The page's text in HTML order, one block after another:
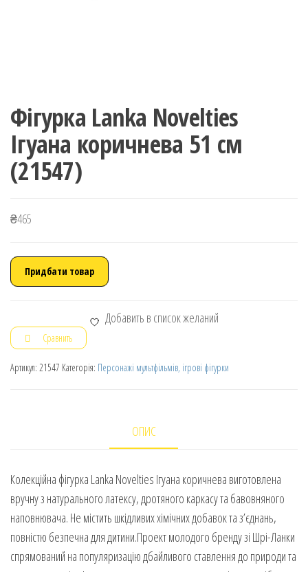
Фігурка Lanka Novelties
Ігуана коричнева 51 см
(21547)
₴465
Придбати товар
Добавить в список желаний
Сравнить
Артикул: 21547 Категорія: Персонажі мультфільмів, ігрові фігурки
ОПИС
Колекційна фігурка Lanka Novelties Ігуана коричнева виготовлена
вручну з натурального латексу, дротяного каркасу та бавовняного
наповнювача. Не містить шкідливих хімічних добавок та з’єднань,
повністю безпечна для дитини.Проект молодого бренду зі Шрі-Ланки
спрямований на популяризацію дбайливого ставлення до природи та